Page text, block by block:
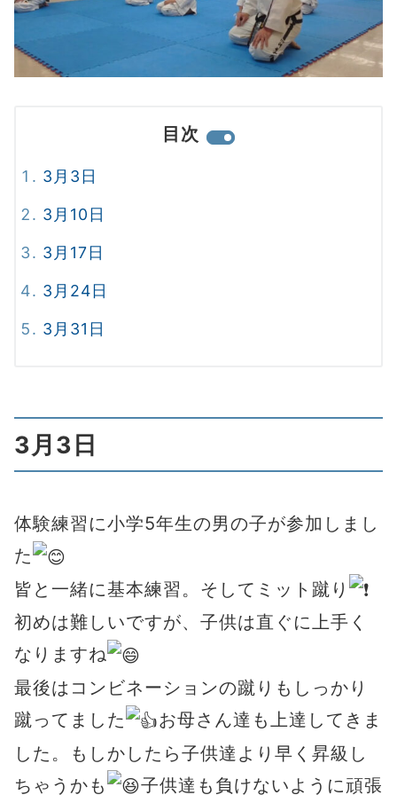
目次
3月3日
3月10日
3月17日
3月24日
3月31日
3月3日
体験練習に小学5年生の男の子が参加しまし
た
皆と一緒に基本練習。そしてミット蹴り
初めは難しいですが、子供は直ぐに上手く
なりますね
最後はコンビネーションの蹴りもしっかり
蹴ってました
お母さん達も上達してきま
した。もしかしたら子供達より早く昇級し
ちゃうかも
子供達も負けないように頑張